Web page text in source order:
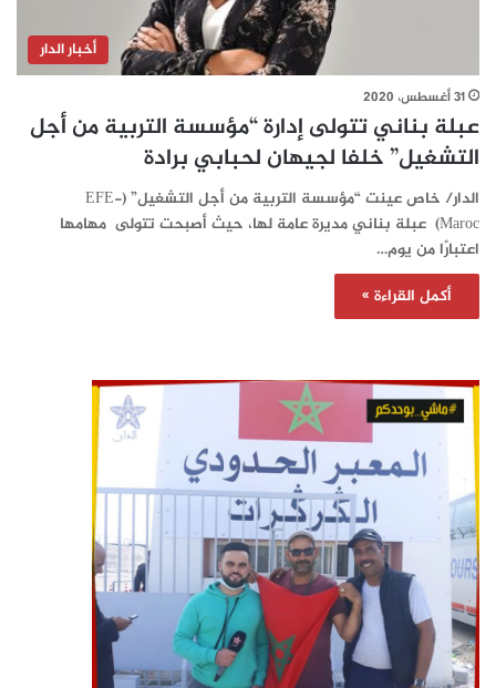
أخبار الدار
31 أغسطس، 2020
عبلة بناني تتولى إدارة “مؤسسة التربية من أجل
التشغيل” خلفا لجيهان لحبابي برادة
الدار/ خاص عينت “مؤسسة التربية من أجل التشغيل” (EFE-
Maroc) عبلة بناني مديرة عامة لها، حيث أصبحت تتولى مهامها
اعتبارًا من يوم…
أكمل القراءة »